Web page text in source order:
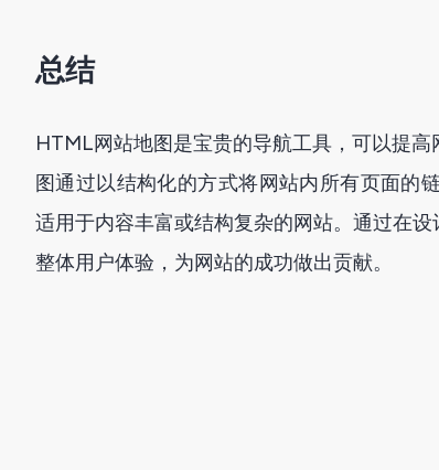
总结
HTML网站地图是宝贵的导航工具，可以提
图通过以结构化的方式将网站内所有页面的
适用于内容丰富或结构复杂的网站。通过在
整体用户体验，为网站的成功做出贡献。